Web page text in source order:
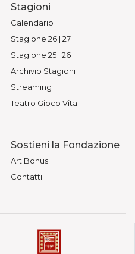
Stagioni
Calendario
Stagione 26 | 27
Stagione 25 | 26
Archivio Stagioni
Streaming
Teatro Gioco Vita
Sostieni la Fondazione
Art Bonus
Contatti